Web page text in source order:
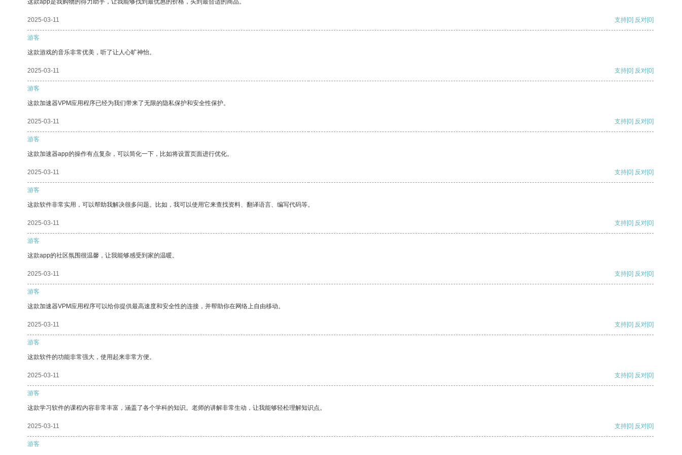
这款app是我购物的得力助手，让我能够找到最优惠的价格，买到最合适的商品。
2025-03-11 支持[0] 反对[0]
游客
这款游戏的音乐非常优美，听了让人心旷神怡。
2025-03-11 支持[0] 反对[0]
游客
这款加速器VPM应用程序已经为我们带来了无限的隐私保护和安全性保护。
2025-03-11 支持[0] 反对[0]
游客
这款加速器app的操作有点复杂，可以简化一下，比如将设置页面进行优化。
2025-03-11 支持[0] 反对[0]
游客
这款软件非常实用，可以帮助我解决很多问题。比如，我可以使用它来查找资料、翻译语言、编写代码等。
2025-03-11 支持[0] 反对[0]
游客
这款app的社区氛围很温馨，让我能够感受到家的温暖。
2025-03-11 支持[0] 反对[0]
游客
这款加速器VPM应用程序可以给你提供最高速度和安全性的连接，并帮助你在网络上自由移动。
2025-03-11 支持[0] 反对[0]
游客
这款软件的功能非常强大，使用起来非常方便。
2025-03-11 支持[0] 反对[0]
游客
这款学习软件的课程内容非常丰富，涵盖了各个学科的知识。老师的讲解非常生动，让我能够轻松理解知识点。
2025-03-11 支持[0] 反对[0]
游客